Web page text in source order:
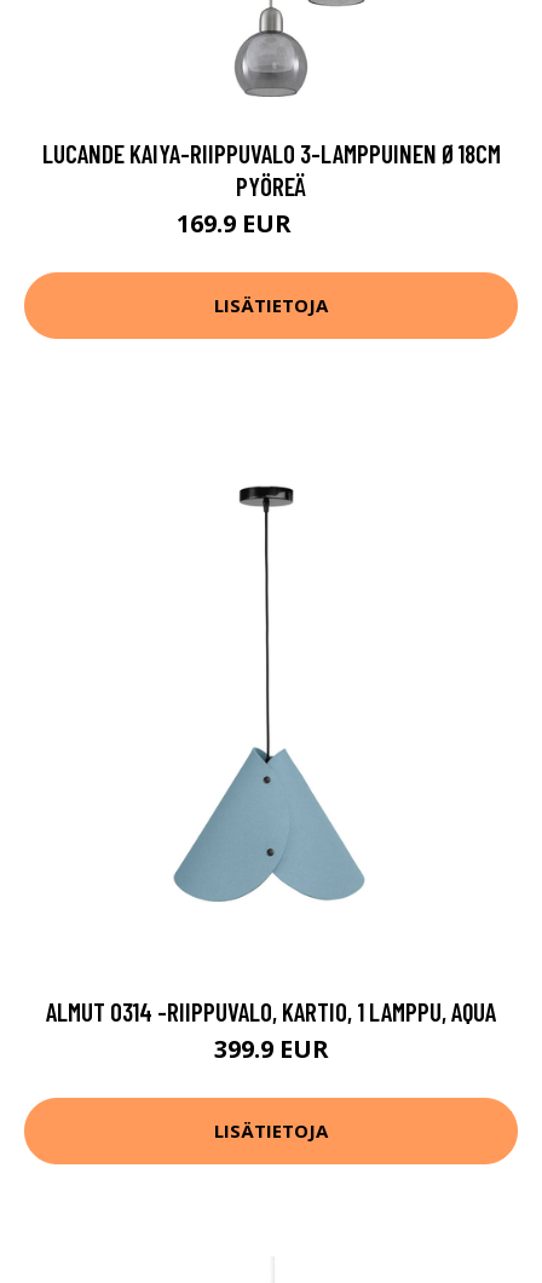
LUCANDE KAIYA-RIIPPUVALO 3-LAMPPUINEN Ø18CM
PYÖREÄ
169.9 EUR
LISÄTIETOJA
ALMUT 0314 -RIIPPUVALO, KARTIO, 1 LAMPPU, AQUA
399.9 EUR
LISÄTIETOJA